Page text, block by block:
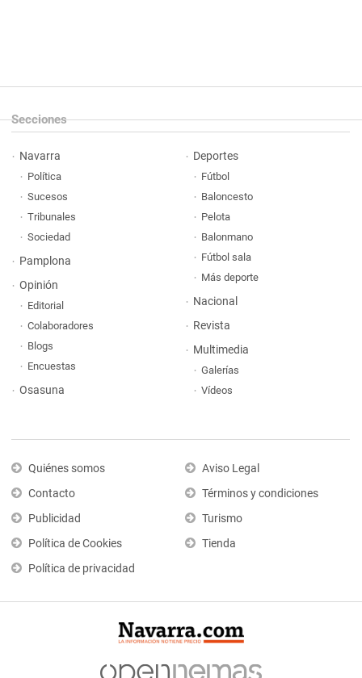
Secciones
Navarra
Política
Sucesos
Tribunales
Sociedad
Pamplona
Opinión
Editorial
Colaboradores
Blogs
Encuestas
Osasuna
Deportes
Fútbol
Baloncesto
Pelota
Balonmano
Fútbol sala
Más deporte
Nacional
Revista
Multimedia
Galerías
Vídeos
Quiénes somos
Contacto
Publicidad
Política de Cookies
Política de privacidad
Aviso Legal
Términos y condiciones
Turismo
Tienda